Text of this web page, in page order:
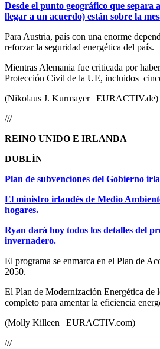
Desde el punto geográfico que separa
llegar a un acuerdo) están sobre la
Para Austria, país con una enorme
reforzar la seguridad energética del país.
Mientras Alemania fue criticada por
Protección Civil de la UE, incluidos
(Nikolaus J. Kurmayer | EURACTIV.de)
///
REINO UNIDO E IRLANDA
DUBLÍN
Plan de subvenciones del Gobierno
El ministro irlandés de Medio
hogares.
Ryan dará hoy todos los detalles del
invernadero.
El programa se enmarca en el Plan de
2050.
El Plan de Modernización Energética de
completo para amentar la eficiencia
(Molly Killeen | EURACTIV.com)
///